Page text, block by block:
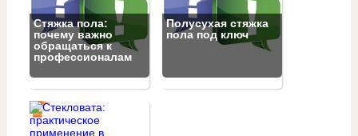
Стяжка пола:
почему важно
обращаться к
профессионалам
Полусухая стяжка
пола под ключ